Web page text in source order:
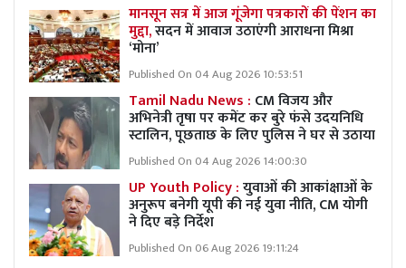
मानसून सत्र में आज गूंजेगा पत्रकारों की पेंशन का
मुद्दा,सदन में आवाज उठाएंगी आराधना मिश्रा
‘मोना’
Published On 04 Aug 2026 10:53:51
Tamil Nadu News : CM विजय और
अभिनेत्री तृषा पर कमेंट कर बुरे फंसे उदयनिधि
स्टालिन, पूछताछ के लिए पुलिस ने घर से उठाया
Published On 04 Aug 2026 14:00:30
UP Youth Policy :युवाओं की आकांक्षाओं के
अनुरूप बनेगी यूपी की नई युवा नीति, CM योगी
ने दिए बड़े निर्देश
Published On 06 Aug 2026 19:11:24